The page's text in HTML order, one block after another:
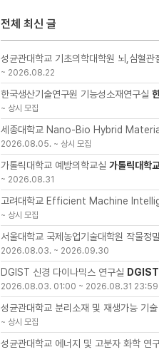
전체 최신 글
성균관대학교 기초의학대학원 뇌,심혈관
~ 2026.08.22
한국생산기술연구원 기능성소재연구실
~ 상시 모집
세종대학교 Nano-Bio Hybrid
2026.08.05. ~ 상시 모집
가톨릭대학교 예방의학교실 가톨릭대학
~ 2026.08.31
고려대학교 Efficient Machine
~ 상시 모집
서울대학교 국제농업기술대학원 작물정
2026.08.03. ~ 2026.09.30
DGIST 신경 다이나믹스 연구실 DGIST
2026.08.03. 01:00 ~ 2026.08.31 23:59
성균관대학교 분리소재 및 재생가능 기
~ 상시 모집
성균관대학교 에너지 및 고분자 화학 연